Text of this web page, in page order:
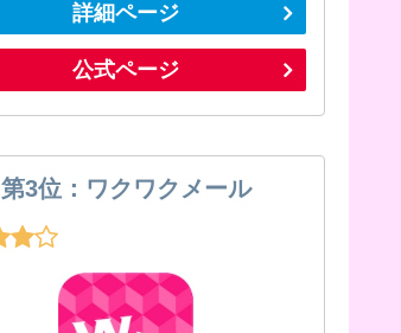
詳細ページ
公式ページ
第3位：ワクワクメール